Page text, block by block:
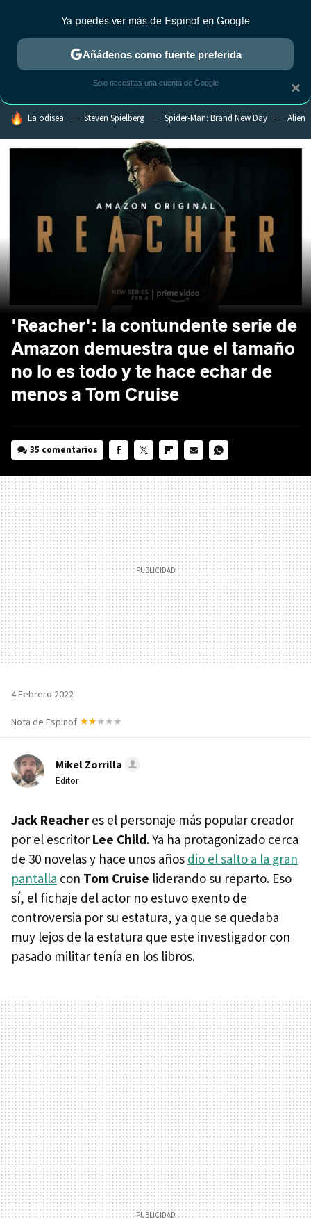
ESTRENOS REALITY ANIME RANKINGS CINE
HOY SE HABLA DE
La odisea Steven Spielberg Spider-Man: Brand New Day Alien
'Reacher': la contundente serie de
Amazon demuestra que el tamaño
no lo es todo y te hace echar de
menos a Tom Cruise
35 comentarios
MAIL
4 Febrero 2022
Nota de Espinof
Mikel Zorrilla
Editor
Jack Reacheres el personaje más popular creador
por el escritor Lee Child. Ya ha protagonizado cerca
de 30 novelas y hace unos años dio el salto a la gran
pantalla con Tom Cruise liderando su reparto. Eso
sí, el fichaje del actor no estuvo exento de
controversia por su estatura, ya que se quedaba
muy lejos de la estatura que este investigador con
pasado militar tenía en los libros.
×
Ya puedes ver más de Espinof en Google
Añádenos como fuente preferida
Solo necesitas una cuenta de Google